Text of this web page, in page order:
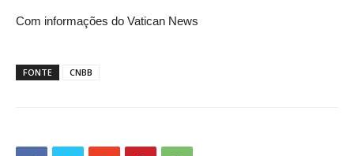
Com informações do Vatican News
FONTE CNBB